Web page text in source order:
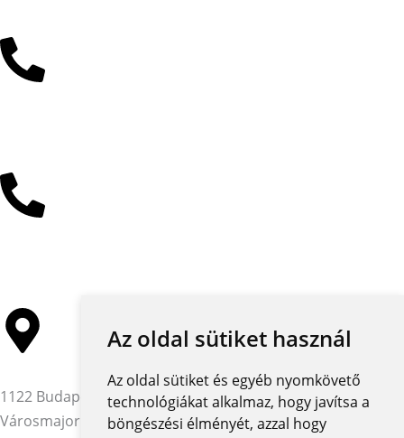
Az oldal sütiket használ
Az oldal sütiket és egyéb nyomkövető
technológiákat alkalmaz, hogy javítsa a
böngészési élményét, azzal hogy
1122 Budapest,
Városmajor utca 12-14.